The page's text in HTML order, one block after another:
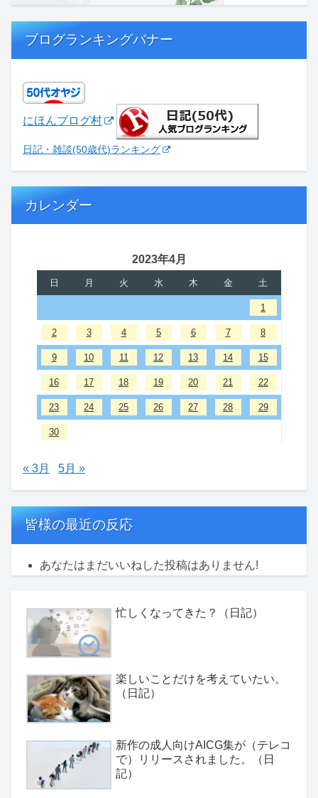
ブログランキングバナー
にほんブログ村
日記・雑談(50歳代)ランキング
カレンダー
2023年4月
日 月 火 水 木 金 土
1
2 3 4 5 6 7 8
9 10 11 12 13 14 15
16 17 18 19 20 21 22
23 24 25 26 27 28 29
30
« 3月 5月 »
皆様の最近の反応
あなたはまだいいねした投稿はありません!
忙しくなってきた？（日記）
楽しいことだけを考えていたい。
（日記）
新作の成人向けAICG集が（テレコ
で）リリースされました。（日
記）